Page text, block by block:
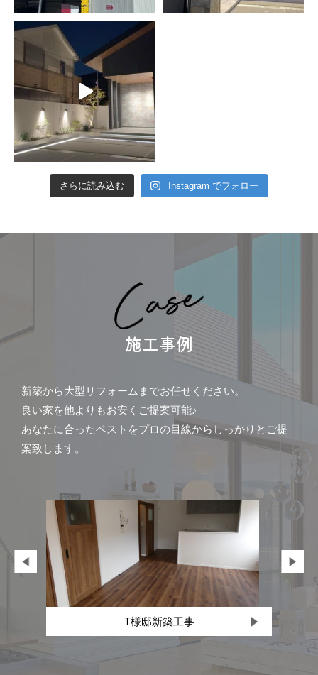
さらに読み込む Instagram でフォロー
施工事例
新築から大型リフォームまでお任せください。
良い家を他よりもお安くご提案可能♪
あなたに合ったベストをプロの目線からしっかりとご提
案致します。
T様邸新築工事
Next